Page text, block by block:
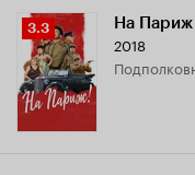
Рейтинг
Кинопоиска
3.3
3.3 На Париж
2018